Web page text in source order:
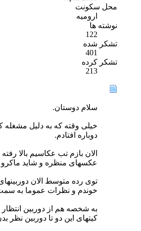
محل سکونت
ارومیه
نوشته ها
122
تشکر شده
401
تشکر کرده
213
سلام دوستان.
خیلی وقته که به دلیل مشغله
دوباره افتادم.
عکسهای منظره و شاید
خوندم و نظرات عموما به
به شخصه هم از دوربین
کیتهای این دو تا دوربین نظر